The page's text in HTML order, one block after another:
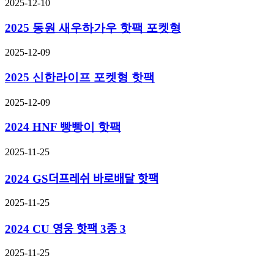
2025-12-10
2025 동원 새우하가우 핫팩 포켓형
2025-12-09
2025 신한라이프 포켓형 핫팩
2025-12-09
2024 HNF 빵빵이 핫팩
2025-11-25
2024 GS더프레쉬 바로배달 핫팩
2025-11-25
2024 CU 영웅 핫팩 3종 3
2025-11-25